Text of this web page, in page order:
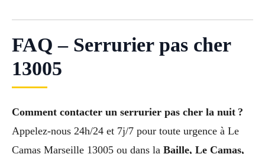
FAQ – Serrurier pas cher
13005
Comment contacter un serrurier pas cher la nuit ?
Appelez-nous 24h/24 et 7j/7 pour toute urgence à Le
Camas Marseille 13005 ou dans la Baille, Le Camas,